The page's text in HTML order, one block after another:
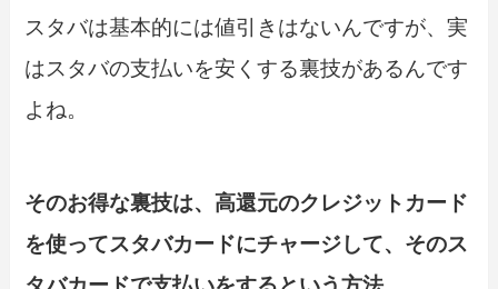
スタバは基本的には値引きはないんですが、実
はスタバの支払いを安くする裏技があるんです
よね。
そのお得な裏技は、高還元のクレジットカード
を使ってスタバカードにチャージして、そのス